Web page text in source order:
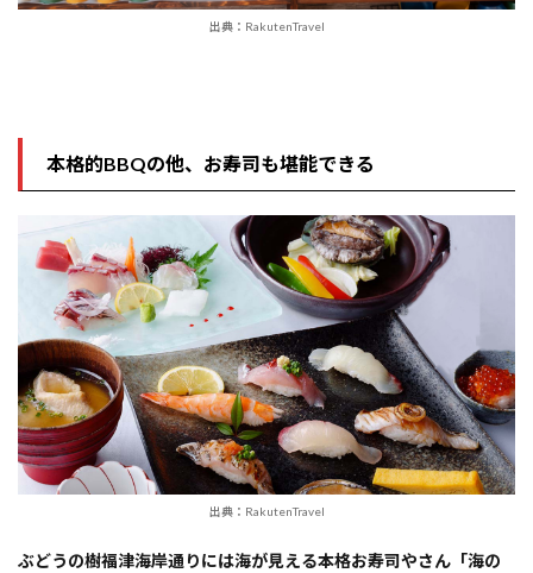
出典：RakutenTravel
本格的BBQの他、お寿司も堪能できる
出典：RakutenTravel
ぶどうの樹福津海岸通りには海が見える本格お寿司やさん「海の